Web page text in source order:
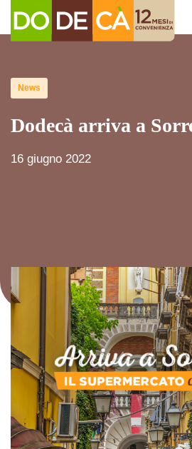
News
Dodecà arriva a
16 giugno 2022